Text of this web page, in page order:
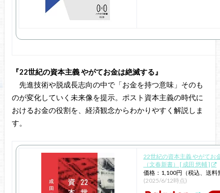
『22世紀の資本主義 やがてお金は絶滅する』
先進技術や脱成長志向の中で「お金を持つ意味」そのも
のが変化していく未来像を提示。ポスト資本主義の時代に
おけるお金の役割を、経済観念からわかりやすく解説しま
す。
22世紀の資本主義 やがてお
（文春新書） [ 成田 悠輔 ]
価格：1,100円（税込、送料
(2025/6/12時点)